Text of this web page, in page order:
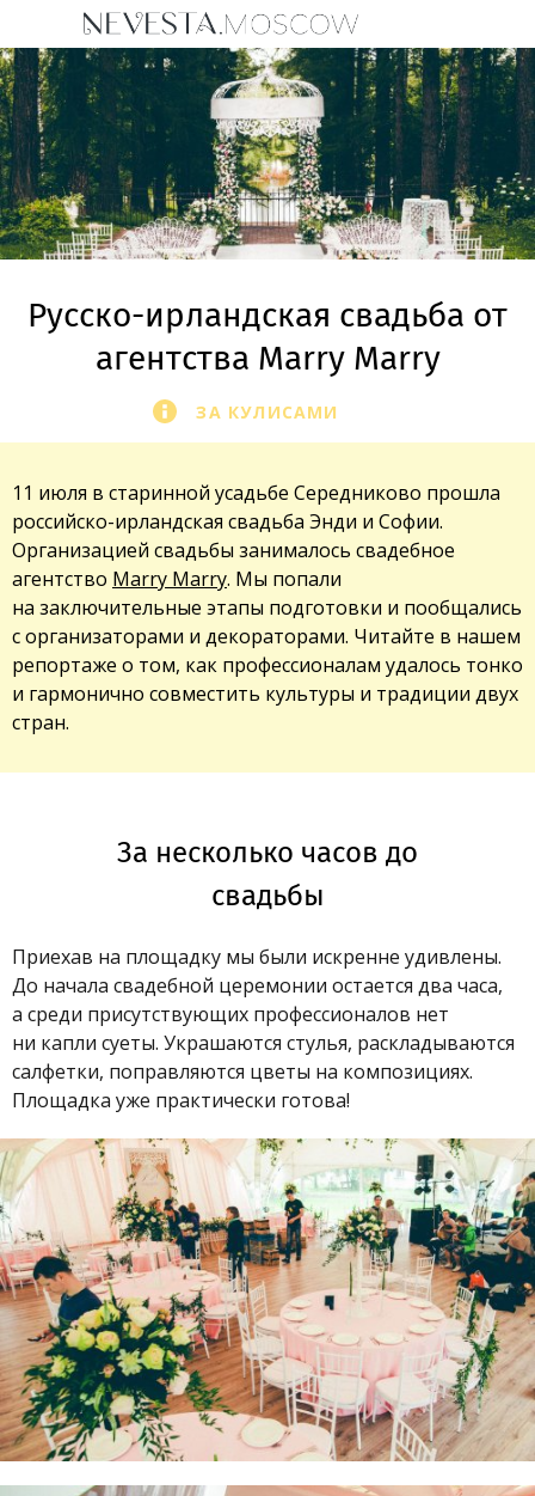
Русско-ирландская свадьба от
агентства Marry Marry
ЗА КУЛИСАМИ
11 июля в старинной усадьбе Середниково прошла
российско-ирландская свадьба Энди и Софии.
Организацией свадьбы занималось свадебное
агентство Marry Marry. Мы попали
на заключительные этапы подготовки и пообщались
с организаторами и декораторами. Читайте в нашем
репортаже о том, как профессионалам удалось тонко
и гармонично совместить культуры и традиции двух
стран.
За несколько часов до
свадьбы
Приехав на площадку мы были искренне удивлены.
До начала свадебной церемонии остается два часа,
а среди присутствующих профессионалов нет
ни капли суеты. Украшаются стулья, раскладываются
салфетки, поправляются цветы на композициях.
Площадка уже практически готова!